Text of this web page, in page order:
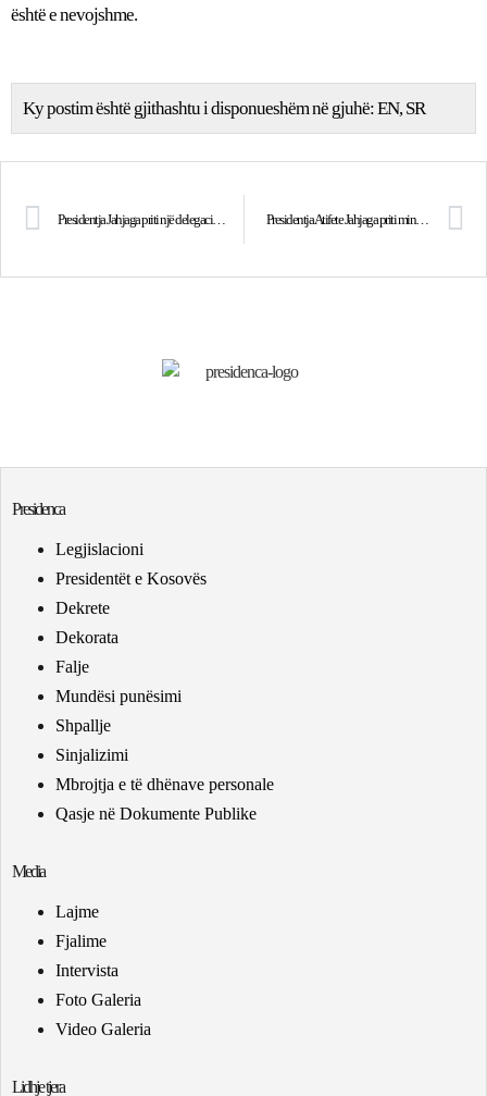
është e nevojshme.
Ky postim është gjithashtu i disponueshëm në gjuhë:EN SR
Presidentja Jahjaga priti një delegacion të Fakultetit të Shkencave Matematike-Natyrore të UP-së Presidentja Atifete Jahjaga priti ministrin e Jashtëm të Çekisë, Karel Schwarzenberg
Presidenca
Legjislacioni
Presidentët e Kosovës
Dekrete
Dekorata
Falje
Mundësi punësimi
Shpallje
Sinjalizimi
Mbrojtja e të dhënave personale
Qasje në Dokumente Publike
Media
Lajme
Fjalime
Intervista
Foto Galeria
Video Galeria
Lidhje tjera